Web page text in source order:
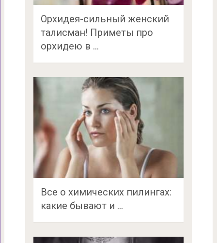
Орхидея-сильный женский
талисман! Приметы про
орхидею в …
Все о химических пилингах:
какие бывают и …